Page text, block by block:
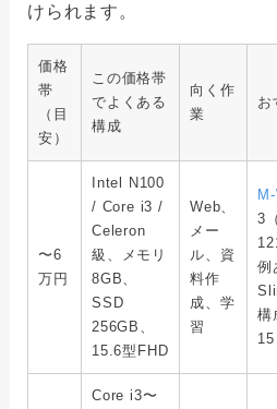
けられます。
価格
帯
（目
安）
この価格帯
でよくある
構成
向く作
業
お
〜6
万円
Intel N100
/ Core i3 /
Celeron
級、メモリ
8GB、
SSD
256GB、
15.6型FHD
Web、
メー
ル、資
料作
成、学
習
3
例
構
15
Core i3〜